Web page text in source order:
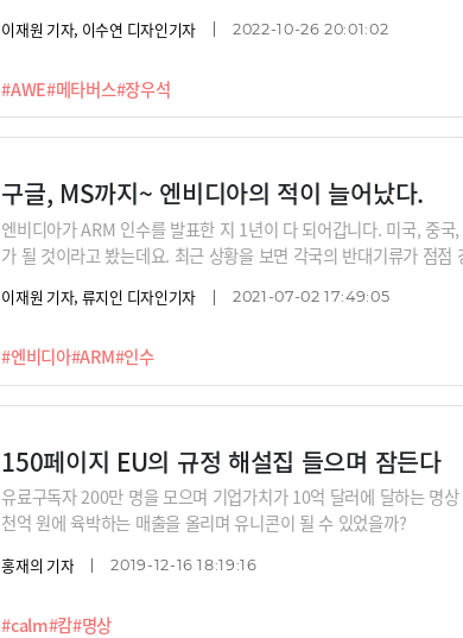
#AWE#메타버스#장우석
모두 인식하고 있다. 성으로 가는 여정 위에 있을 뿐이다. 나라별로,
이재원 기자, 이수연 디자인기자 2022-10-26 20:01:02
구글, MS까지~ 엔비디아의 적이 늘어났다.
#엔비디아#ARM#인수
엔비디아가 ARM 인수를 발표한 지 1년이 다 되어갑니다. 미국, 중
가 될 것이라고 봤는데요. 최근 상황을 보면 각국의 반대기류가 점
는 무엇인지, 불발됐을 때 엔비디아에 어떤 타격이 있을지 정리합니다.
이재원 기자, 류지인 디자인기자 2021-07-02 17:49:05
150페이지 EU의 규정 해설집 들으며 잠든다
#calm#캄#명상
유료구독자 200만 명을 모으며 기업가치가 10억 달러에 달하는 명
천억 원에 육박하는 매출을 올리며 유니콘이 될 수 있었을까?
홍재의 기자 2019-12-16 18:19:16